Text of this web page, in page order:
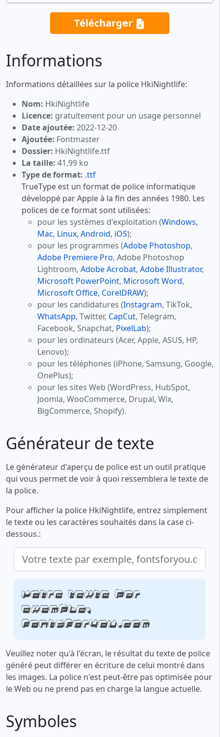
Télécharger
Informations
Informations détaillées sur la police HkiNightlife:
Nom: HkiNightlife
Licence: gratuitement pour un usage personnel
Date ajoutée: 2022-12-20
Ajoutée: Fontmaster
Dossier: HkiNightlife.ttf
La taille: 41,99 ko
Type de format: .ttf
TrueType est un format de police informatique
développé par Apple à la fin des années 1980. Les
polices de ce format sont utilisées:
pour les systèmes d'exploitation (Windows,
Mac, Linux, Android, iOS);
pour les programmes (Adobe Photoshop,
Adobe Premiere Pro, Adobe Photoshop
Lightroom, Adobe Acrobat, Adobe Illustrator,
Microsoft PowerPoint, Microsoft Word,
Microsoft Office, CorelDRAW);
pour les candidatures (Instagram, TikTok,
WhatsApp, Twitter, CapCut, Telegram,
Facebook, Snapchat, PixelLab);
pour les ordinateurs (Acer, Apple, ASUS, HP,
Lenovo);
pour les téléphones (iPhone, Samsung, Google,
OnePlus);
pour les sites Web (WordPress, HubSpot,
Joomla, WooCommerce, Drupal, Wix,
BigCommerce, Shopify).
Générateur de texte
Le générateur d'aperçu de police est un outil pratique
qui vous permet de voir à quoi ressemblera le texte de
la police.
Pour afficher la police HkiNightlife, entrez simplement
le texte ou les caractères souhaités dans la case ci-
dessous.:
Votre texte par
exemple,
fontsforyou.com
Veuillez noter qu'à l'écran, le résultat du texte de police
généré peut différer en écriture de celui montré dans
les images. La police n'est peut-être pas optimisée pour
le Web ou ne prend pas en charge la langue actuelle.
Symboles